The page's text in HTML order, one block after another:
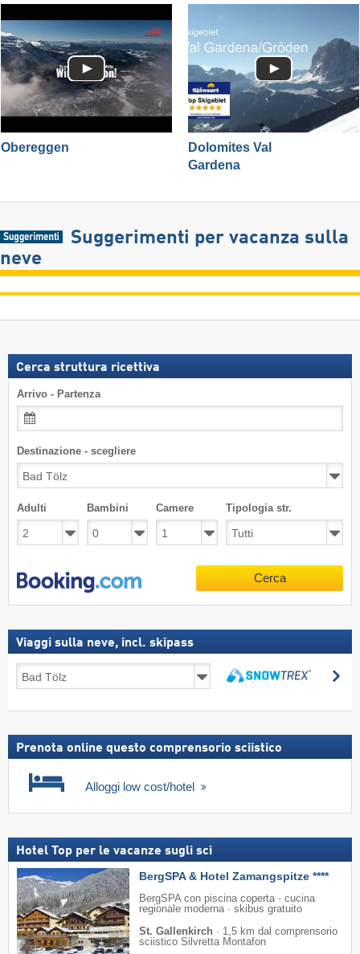
Obereggen
Dolomites Val
Gardena
Suggerimenti per vacanza sulla
neve
Cerca struttura ricettiva
Arrivo - Partenza
Destinazione - scegliere
Adulti Bambini Camere Tipologia str.
Cerca
Viaggi sulla neve, incl. skipass
sulla
incl.
Prenota online questo comprensorio sciistico
Alloggi low cost/hotel
Hotel Top per le vacanze sugli sci
BergSPA & Hotel Zamangspitze ****
BergSPA con piscina coperta · cucina
regionale moderna · skibus gratuito
St. Gallenkirch · 1,5 km dal comprensorio
sciistico Silvretta Montafon